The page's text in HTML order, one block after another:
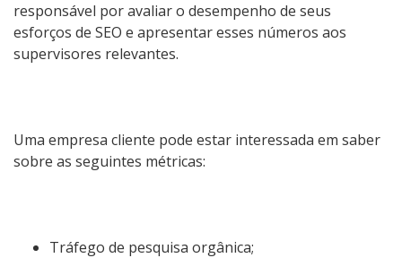
responsável por avaliar o desempenho de seus
esforços de SEO e apresentar esses números aos
supervisores relevantes.
Uma empresa cliente pode estar interessada em saber
sobre as seguintes métricas:
Tráfego de pesquisa orgânica;